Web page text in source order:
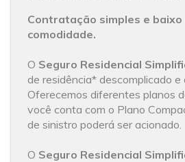
Contratação simples e
comodidade.
O Seguro Residencial
de residência* descomplicado e
Oferecemos diferentes planos
você conta com o Plano
de sinistro poderá ser acionado.
O Seguro Residencial